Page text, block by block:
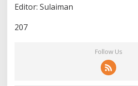
Editor: Sulaiman
207
Follow Us